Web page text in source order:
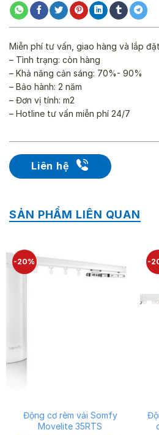
Liên hệ
Miễn phí tư vấn, giao hàng và lắp
– Tình trạng: còn hàng
– Khả năng cản sáng: 70%- 90%
– Bảo hành: 2 năm
– Đơn vị tính: m2
– Hotline tư vấn miễn phí 24/7
SẢN PHẨM LIÊN QUAN
-20%
Động cơ rèm vải Somfy
Movelite 35RTS
-